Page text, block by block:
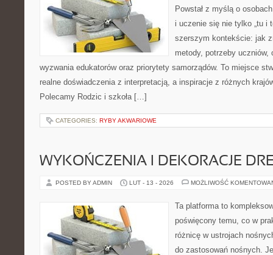
Powstał z myślą o
i uczenie się nie tylko „tu i
szerszym kontekście: jak
metody, potrzeby
wyzwania edukatorów oraz priorytety samorządów. To miejsce
realne doświadczenia z interpretacją, a inspiracje z różnych
Polecamy Rodzic i szkoła […]
CATEGORIES: RYBY AKWARIOWE
WYKOŃCZENIA I DEKORACJE
POSTED BY ADMIN LUT - 13 - 2026 MOŻLIWOŚĆ
Ta platforma to
poświęcony temu, co w
różnicę w ustrojach
do zastosowań nośnych.